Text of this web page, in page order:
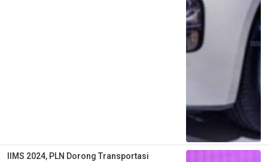
IIMS 2024, PLN Dorong Transportasi